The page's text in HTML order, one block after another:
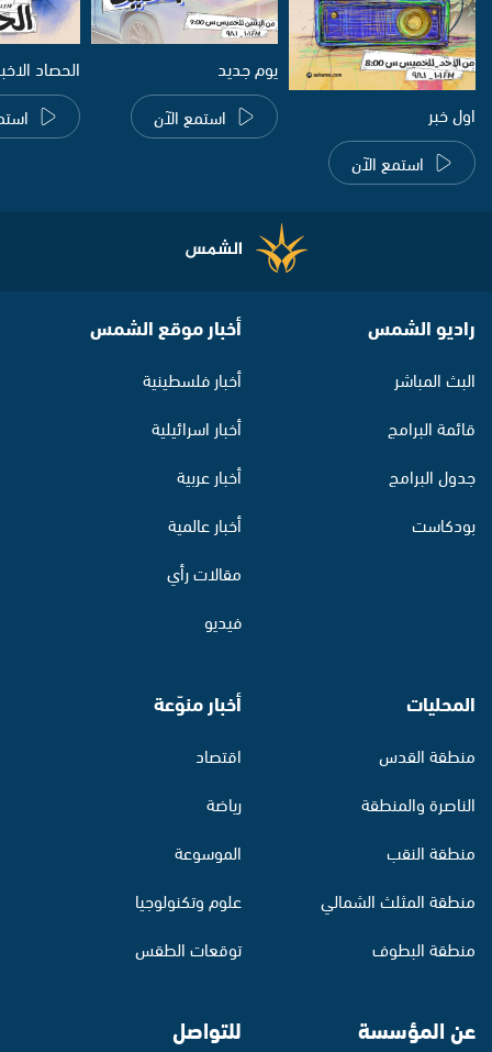
اول خبر
استمع الآن
يوم جديد
استمع الآن
الحصاد
راديو الشمس
البث المباشر
قائمة البرامج
جدول البرامج
بودكاست
أخبار موقع الشمس
أخبار فلسطينية
أخبار اسرائيلية
أخبار عربية
أخبار عالمية
مقالات رأي
فيديو
المحليات
منطقة القدس
الناصرة والمنطقة
منطقة النقب
منطقة المثلث الشمالي
منطقة البطوف
أخبار منوّعة
اقتصاد
رياضة
الموسوعة
علوم وتكنولوجيا
توقعات الطقس
عن المؤسسة للتواصل